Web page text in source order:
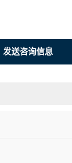
发送咨询信息